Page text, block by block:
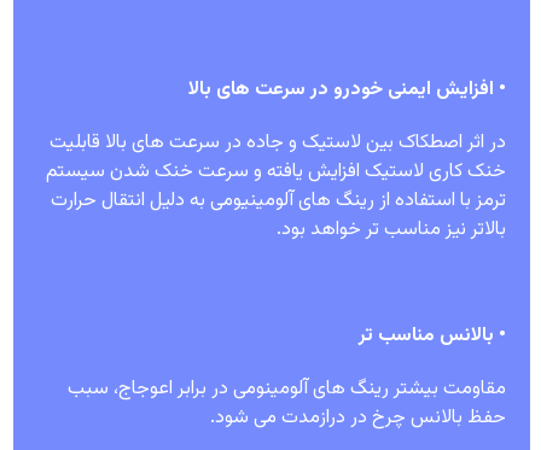
• افزایش ایمنی خودرو در سرعت های بالا
در اثر اصطکاک بین لاستیک و جاده در سرعت های بالا قابلیت
خنک کاری لاستیک افزایش یافته و سرعت خنک شدن سیستم
ترمز با استفاده از رینگ های آلومینیومی به دلیل انتقال حرارت
بالاتر نیز مناسب تر خواهد بود.
• بالانس مناسب تر
مقاومت بیشتر رینگ های آلومینومی در برابر اعوجاج، سبب
حفظ بالانس چرخ در درازمدت می شود.